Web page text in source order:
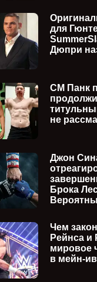
для
Дюпри
СМ Панк
не
Джон
Брока
Чем
Рейнса и
мировое
в мейн-